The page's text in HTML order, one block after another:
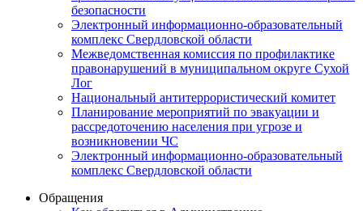
безопасности
Электронный информационно-образовательный
комплекс Cвердловской области
Межведомственная комиссия по профилактике
правонарушений в муниципальном округе Сухой
Лог
Национальный антитеррористический комитет
Планирование мероприятий по эвакуации и
рассредоточению населения при угрозе и
возникновении ЧС
Электронный информационно-образовательный
комплекс Свердловской области
Обращения